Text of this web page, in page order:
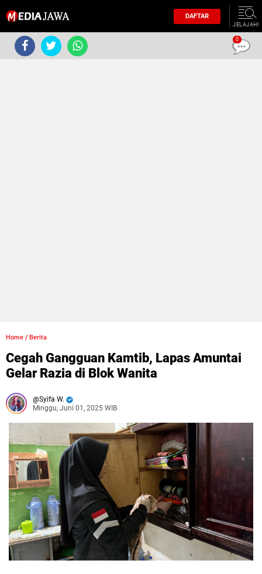
DAFTAR
JELAJAHI
Home / Berita
Cegah Gangguan Kamtib, Lapas Amuntai
Gelar Razia di Blok Wanita
Syifa W.
Minggu, Juni 01, 2025 WIB
0